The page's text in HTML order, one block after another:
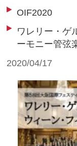
OIF2020
ワレリー・ゲ
ーモニー管弦
2020/04/17